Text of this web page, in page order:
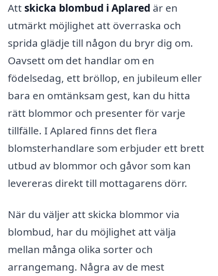
Att skicka blombud i Aplared är en
utmärkt möjlighet att överraska och
sprida glädje till någon du bryr dig om.
Oavsett om det handlar om en
födelsedag, ett bröllop, en jubileum eller
bara en omtänksam gest, kan du hitta
rätt blommor och presenter för varje
tillfälle. I Aplared finns det flera
blomsterhandlare som erbjuder ett brett
utbud av blommor och gåvor som kan
levereras direkt till mottagarens dörr.
När du väljer att skicka blommor via
blombud, har du möjlighet att välja
mellan många olika sorter och
arrangemang. Några av de mest